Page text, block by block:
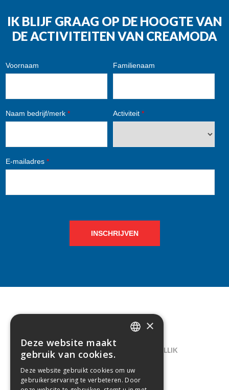
IK BLIJF GRAAG OP DE HOOGTE VAN
DE ACTIVITEITEN VAN CREAMODA
Voornaam Familienaam
Naam bedrijf/merk * Activiteit *
E-mailadres *
INSCHRIJVEN
CONTACT
LELIEGAARDE 22, B-1731 ZELLIK
02/238.10.11
INFO@CREAMODA.BE
×
Deze website maakt
gebruik van cookies.
Deze website gebruikt cookies om uw
gebruikerservaring te verbeteren. Door